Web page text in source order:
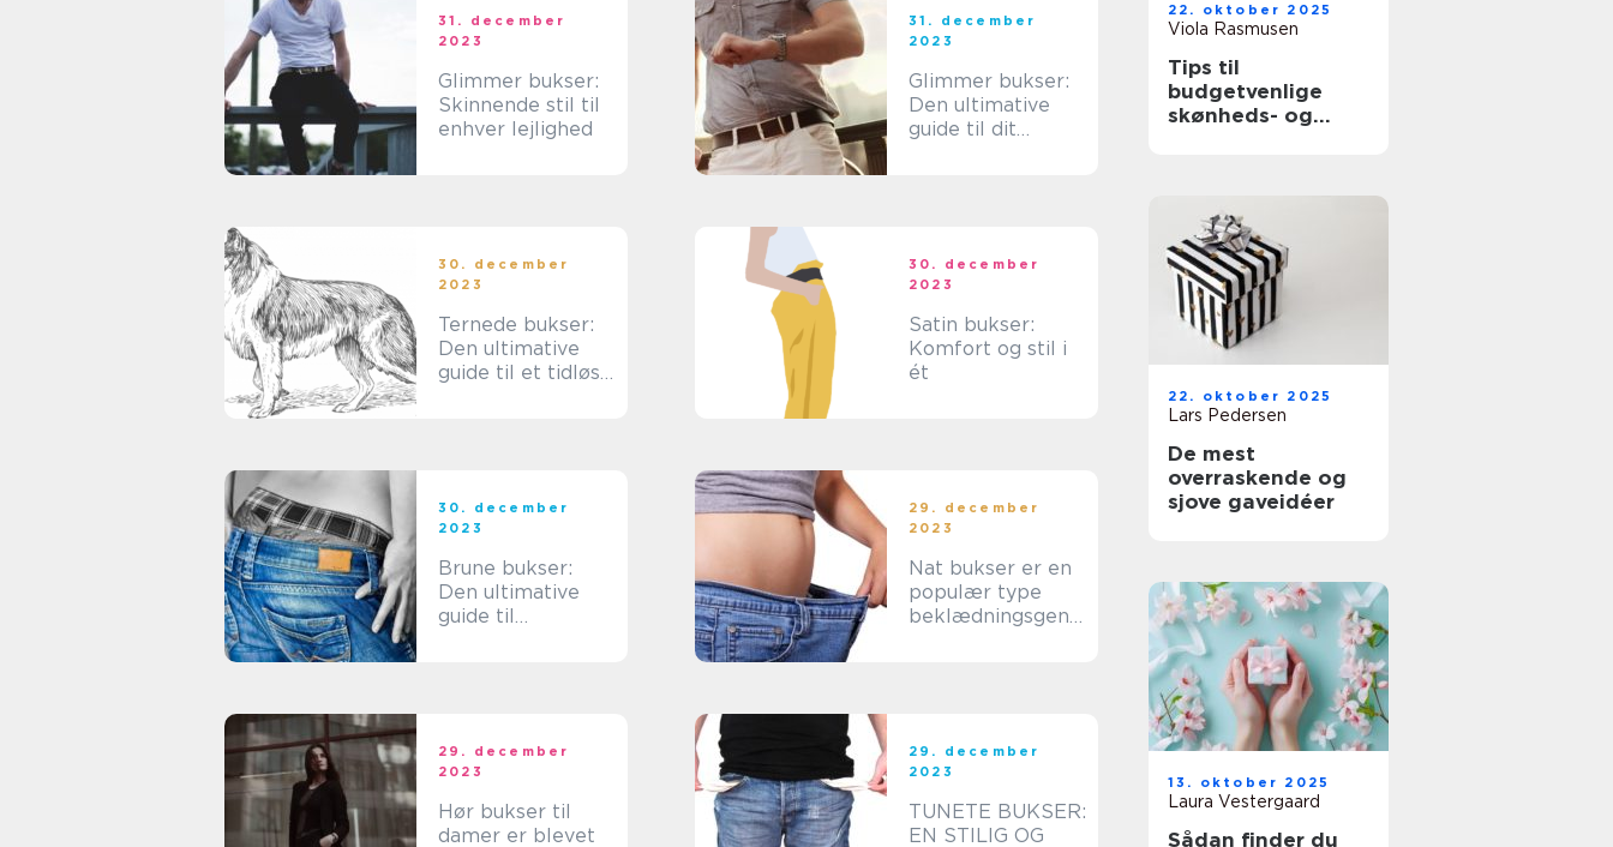
31. december
2023
Glimmer bukser:
Skinnende stil til
enhver lejlighed
31. december
2023
Glimmer bukser:
Den ultimative
guide til dit
30. december
2023
Ternede bukser:
Den ultimative
guide til et tidløst
30. december
2023
Satin bukser:
Komfort og stil i
ét
30. december
2023
Brune bukser:
Den ultimative
guide til
29. december
2023
Nat bukser er en
populær type
beklædningsgens
29. december
2023
Hør bukser til
damer er blevet
29. december
2023
TUNETE BUKSER:
EN STILIG OG
22. oktober 2025
Viola Rasmusen
Tips til
budgetvenlige
skønheds- og
22. oktober 2025
Lars Pedersen
De mest
overraskende og
sjove gaveidéer
13. oktober 2025
Laura Vestergaard
Sådan finder du